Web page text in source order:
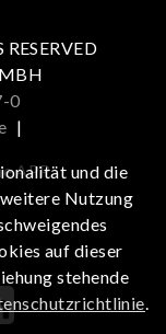
0
|
APP
und die
Nutzung
auf dieser
stehende
.